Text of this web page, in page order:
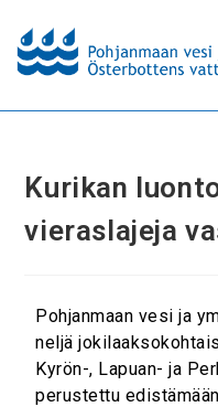
Kurikan
vieraslajeja
Pohjanmaan vesi ja
neljä
Kyrön-, Lapuan- ja
perustettu